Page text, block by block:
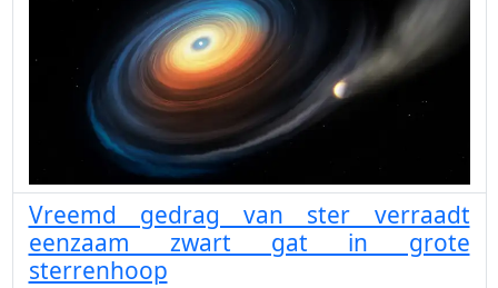
Vreemd gedrag van ster verraadt
eenzaam zwart gat in grote
sterrenhoop